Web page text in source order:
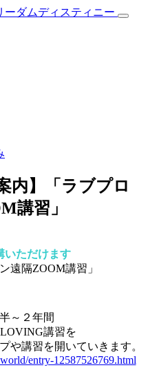
内】「ラブプロ
講習」
いただけます
遠隔ZOOM講習」
～２年間
講習を
や講習を開いていきます。
entry-12587526769.html